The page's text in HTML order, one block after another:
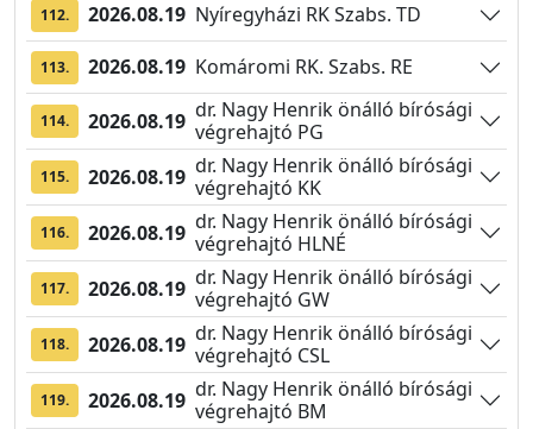
112. 2026.08.19 Nyíregyházi RK Szabs. TD
113. 2026.08.19 Komáromi RK. Szabs. RE
114. 2026.08.19 dr. Nagy Henrik önálló bírósági
végrehajtó PG
115. 2026.08.19 dr. Nagy Henrik önálló bírósági
végrehajtó KK
116. 2026.08.19 dr. Nagy Henrik önálló bírósági
végrehajtó HLNÉ
117. 2026.08.19 dr. Nagy Henrik önálló bírósági
végrehajtó GW
118. 2026.08.19 dr. Nagy Henrik önálló bírósági
végrehajtó CSL
119. 2026.08.19 dr. Nagy Henrik önálló bírósági
végrehajtó BM